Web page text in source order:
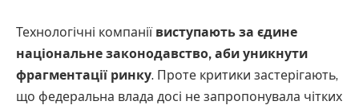
Технологічні компанії виступають за єдине
національне законодавство, аби уникнути
фрагментації ринку. Проте критики застерігають,
що федеральна влада досі не запропонувала чітких